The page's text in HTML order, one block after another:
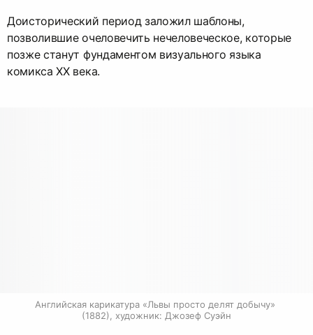
Доисторический период заложил шаблоны,
позволившие очеловечить нечеловеческое, которые
позже станут фундаментом визуального языка
комикса XX века.
Английская карикатура «Львы просто делят добычу»
(1882), художник: Джозеф Суэйн